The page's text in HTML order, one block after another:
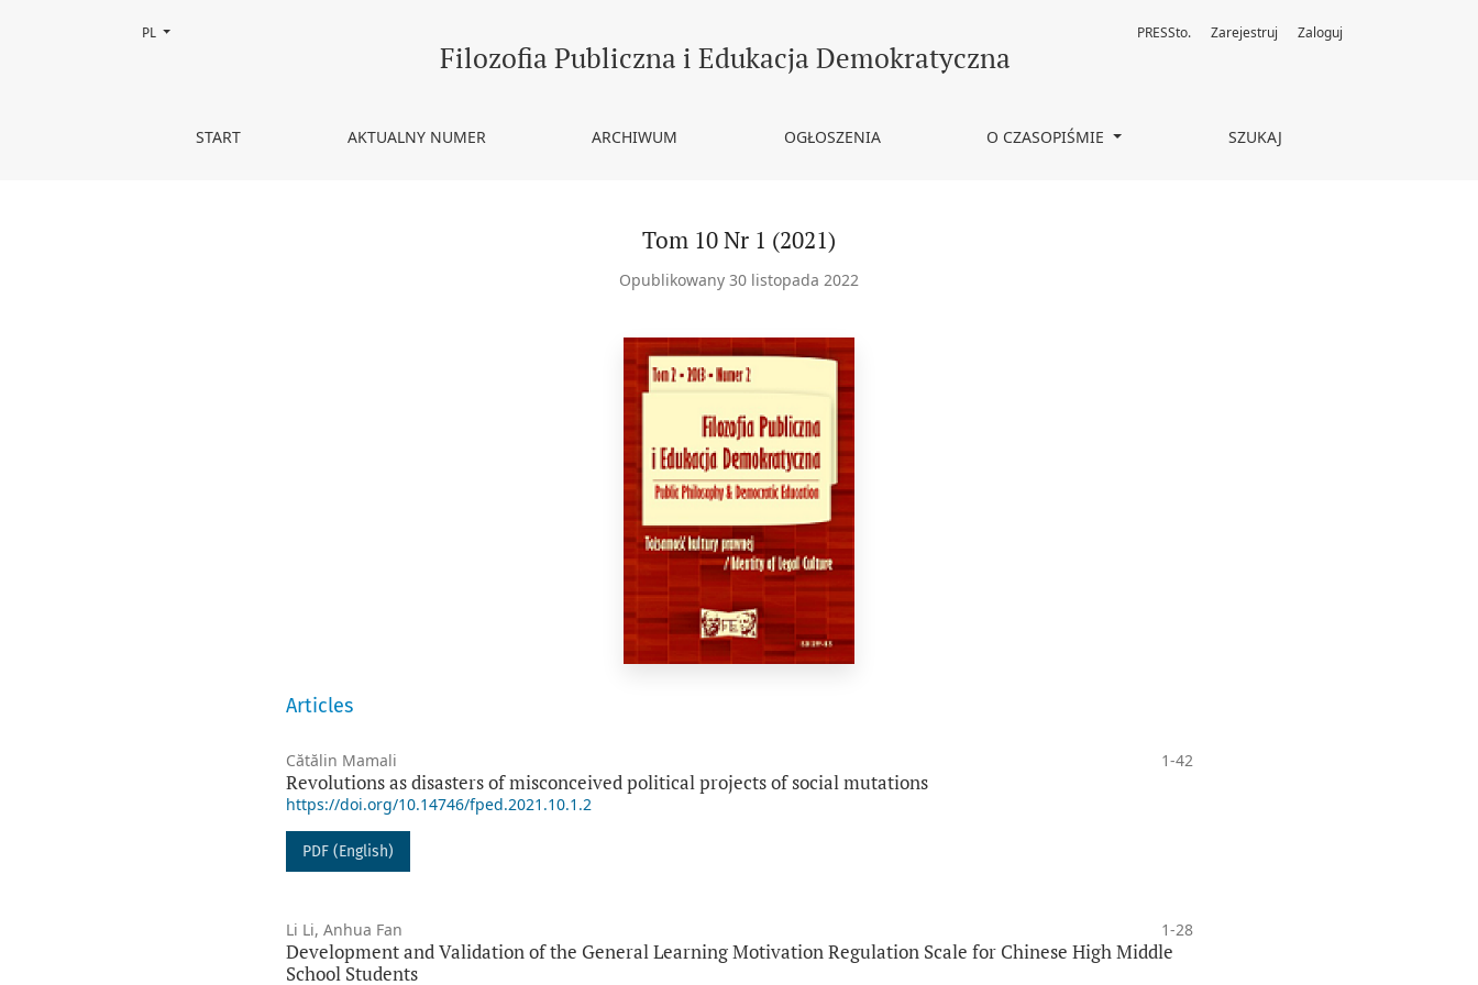
Tom 10 Nr 1 (2021) Filozofia Publiczna i Edukacja Demokratyczna
START AKTUALNY NUMER ARCHIWUM OGŁOSZENIA O CZASOPIŚMIE SZUKAJ
PRESSto. Zarejestruj Zaloguj
Zmień język, obecnie wybrany to:
PL
Tom 10 Nr 1 (2021)
Opublikowany 30 listopada 2022
Articles
Cătălin Mamali 1-42
Revolutions as disasters of misconceived political projects of social mutations
https://doi.org/10.14746/fped.2021.10.1.2
PDF (English)
Li Li, Anhua Fan 1-28
Development and Validation of the General Learning Motivation Regulation Scale for Chinese High Middle
School Students